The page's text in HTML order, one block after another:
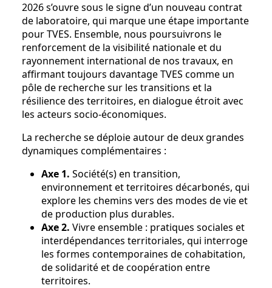
2026 s’ouvre sous le signe d’un nouveau contrat
de laboratoire, qui marque une étape importante
pour TVES. Ensemble, nous poursuivrons le
renforcement de la visibilité nationale et du
rayonnement international de nos travaux, en
affirmant toujours davantage TVES comme un
pôle de recherche sur les transitions et la
résilience des territoires, en dialogue étroit avec
les acteurs socio-économiques.
La recherche se déploie autour de deux grandes
dynamiques complémentaires :
Axe 1. Société(s) en transition,
environnement et territoires décarbonés, qui
explore les chemins vers des modes de vie et
de production plus durables.
Axe 2. Vivre ensemble : pratiques sociales et
interdépendances territoriales, qui interroge
les formes contemporaines de cohabitation,
de solidarité et de coopération entre
territoires.